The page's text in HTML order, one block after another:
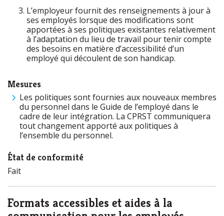
L’employeur fournit des renseignements à jour à
ses employés lorsque des modifications sont
apportées à ses politiques existantes relativement
à l’adaptation du lieu de travail pour tenir compte
des besoins en matière d’accessibilité d’un
employé qui découlent de son handicap.
Mesures
Les politiques sont fournies aux nouveaux membres
du personnel dans le Guide de l’employé dans le
cadre de leur intégration. La CPRST communiquera
tout changement apporté aux politiques à
l’ensemble du personnel.
État de conformité
Fait
Formats accessibles et aides à la